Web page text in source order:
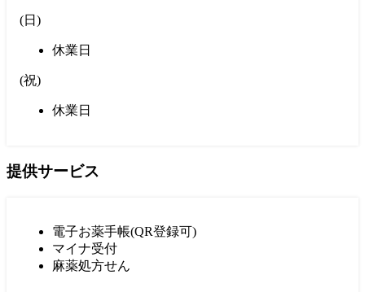
(日 )
休業日
(祝)
休業日
提供サービス
電子お薬手帳(QR登録可)
マイナ受付
麻薬処方せん